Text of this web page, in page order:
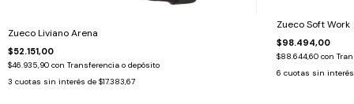
Zueco Liviano Arena
$52.151,00
$46.935,90 con Transferencia o depósito
3 cuotas sin interés de $17.383,67
Zueco Soft Work
$98.494,00
$88.644,60 con
6 cuotas sin